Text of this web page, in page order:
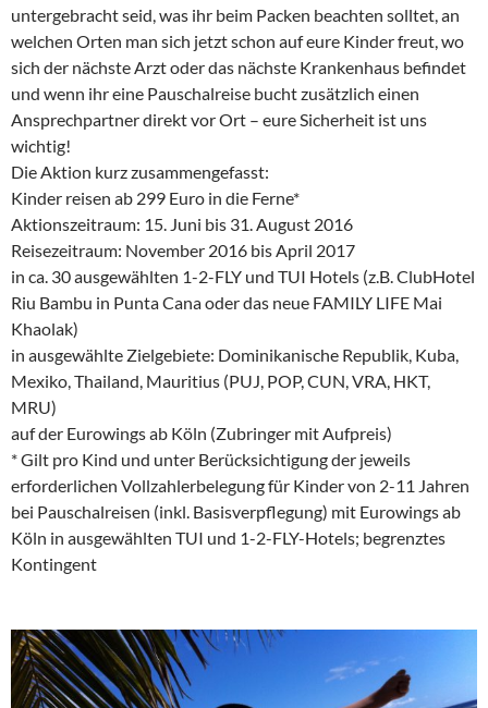
untergebracht seid, was ihr beim Packen beachten solltet, an
welchen Orten man sich jetzt schon auf eure Kinder freut, wo
sich der nächste Arzt oder das nächste Krankenhaus befindet
und wenn ihr eine Pauschalreise bucht zusätzlich einen
Ansprechpartner direkt vor Ort – eure Sicherheit ist uns
wichtig!
Die Aktion kurz zusammengefasst:
Kinder reisen ab 299 Euro in die Ferne*
Aktionszeitraum: 15. Juni bis 31. August 2016
Reisezeitraum: November 2016 bis April 2017
in ca. 30 ausgewählten 1-2-FLY und TUI Hotels (z.B. ClubHotel
Riu Bambu in Punta Cana oder das neue FAMILY LIFE Mai
Khaolak)
in ausgewählte Zielgebiete: Dominikanische Republik, Kuba,
Mexiko, Thailand, Mauritius (PUJ, POP, CUN, VRA, HKT,
MRU)
auf der Eurowings ab Köln (Zubringer mit Aufpreis)
* Gilt pro Kind und unter Berücksichtigung der jeweils
erforderlichen Vollzahlerbelegung für Kinder von 2-11 Jahren
bei Pauschalreisen (inkl. Basisverpflegung) mit Eurowings ab
Köln in ausgewählten TUI und 1-2-FLY-Hotels; begrenztes
Kontingent